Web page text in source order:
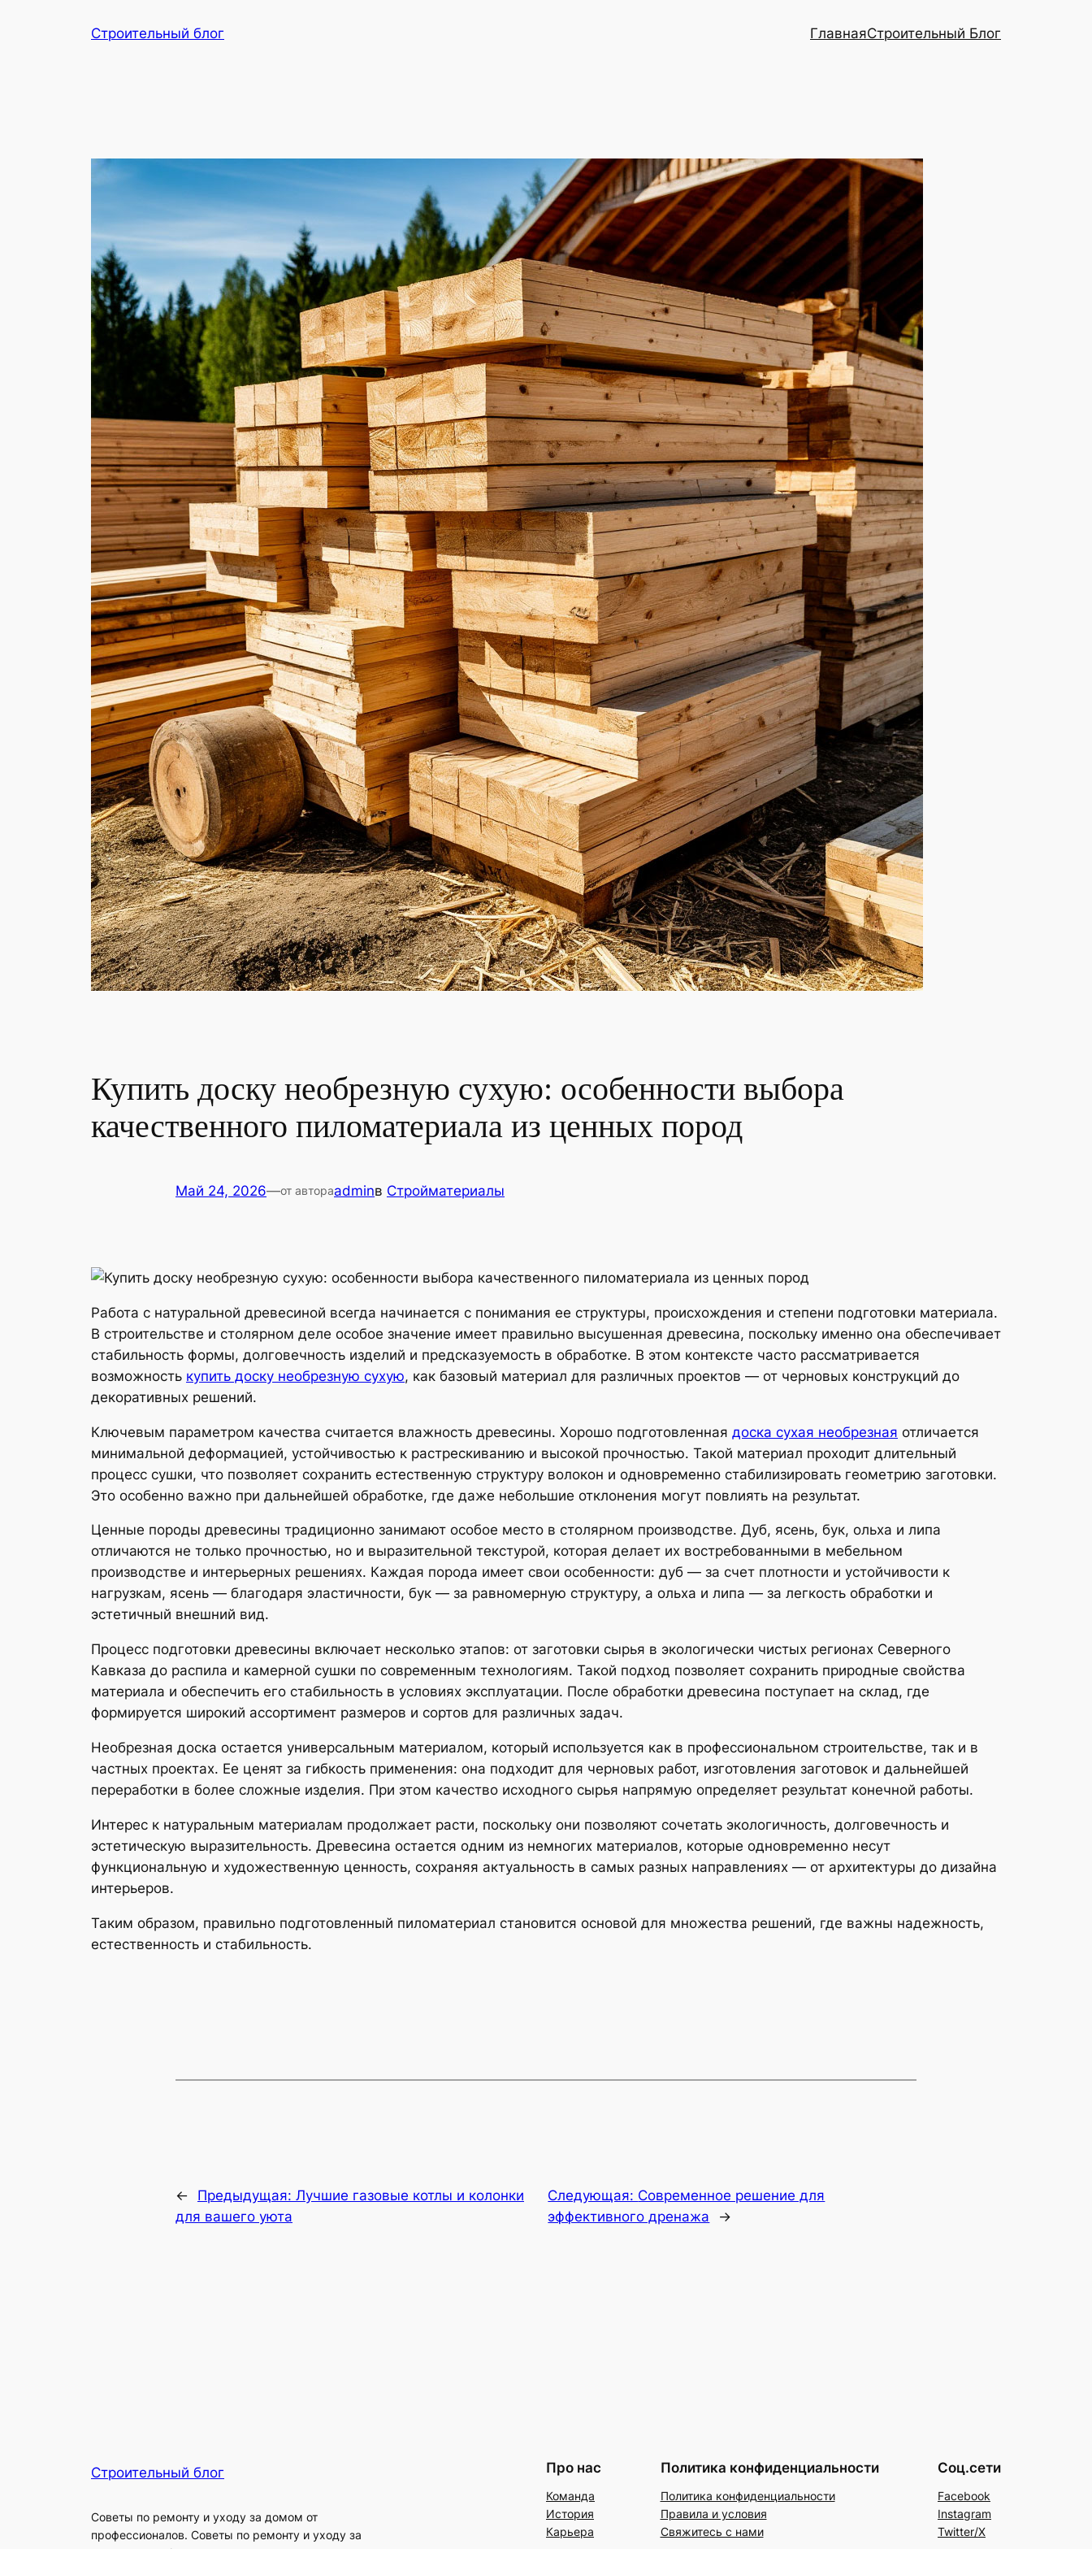
Строительный блог ГлавнаяСтроительный Блог
Купить доску необрезную сухую: особенности выбора
качественного пиломатериала из ценных пород
Май 24, 2026—от автораadminв Стройматериалы
Работа с натуральной древесиной всегда начинается с понимания ее структуры, происхождения и степени подготовки материала.
В строительстве и столярном деле особое значение имеет правильно высушенная древесина, поскольку именно она обеспечивает
стабильность формы, долговечность изделий и предсказуемость в обработке. В этом контексте часто рассматривается
возможность купить доску необрезную сухую, как базовый материал для различных проектов — от черновых конструкций до
декоративных решений.
Ключевым параметром качества считается влажность древесины. Хорошо подготовленная доска сухая необрезная отличается
минимальной деформацией, устойчивостью к растрескиванию и высокой прочностью. Такой материал проходит длительный
процесс сушки, что позволяет сохранить естественную структуру волокон и одновременно стабилизировать геометрию заготовки.
Это особенно важно при дальнейшей обработке, где даже небольшие отклонения могут повлиять на результат.
Ценные породы древесины традиционно занимают особое место в столярном производстве. Дуб, ясень, бук, ольха и липа
отличаются не только прочностью, но и выразительной текстурой, которая делает их востребованными в мебельном
производстве и интерьерных решениях. Каждая порода имеет свои особенности: дуб — за счет плотности и устойчивости к
нагрузкам, ясень — благодаря эластичности, бук — за равномерную структуру, а ольха и липа — за легкость обработки и
эстетичный внешний вид.
Процесс подготовки древесины включает несколько этапов: от заготовки сырья в экологически чистых регионах Северного
Кавказа до распила и камерной сушки по современным технологиям. Такой подход позволяет сохранить природные свойства
материала и обеспечить его стабильность в условиях эксплуатации. После обработки древесина поступает на склад, где
формируется широкий ассортимент размеров и сортов для различных задач.
Необрезная доска остается универсальным материалом, который используется как в профессиональном строительстве, так и в
частных проектах. Ее ценят за гибкость применения: она подходит для черновых работ, изготовления заготовок и дальнейшей
переработки в более сложные изделия. При этом качество исходного сырья напрямую определяет результат конечной работы.
Интерес к натуральным материалам продолжает расти, поскольку они позволяют сочетать экологичность, долговечность и
эстетическую выразительность. Древесина остается одним из немногих материалов, которые одновременно несут
функциональную и художественную ценность, сохраняя актуальность в самых разных направлениях — от архитектуры до дизайна
интерьеров.
Таким образом, правильно подготовленный пиломатериал становится основой для множества решений, где важны надежность,
естественность и стабильность.
← Предыдущая: Лучшие газовые котлы и колонки
для вашего уюта
Следующая: Современное решение для
эффективного дренажа
→
Строительный блог
Советы по ремонту и уходу за домом от
профессионалов. Советы по ремонту и уходу за
Про нас
Команда
История
Карьера
Политика конфиденциальности
Политика конфиденциальности
Правила и условия
Свяжитесь с нами
Соц.сети
Facebook
Instagram
Twitter/X